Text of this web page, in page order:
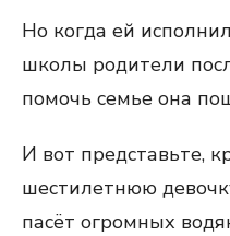
Но когда ей
школы родители
помочь семье она
И вот представьте,
шестилетнюю
пасёт огромных